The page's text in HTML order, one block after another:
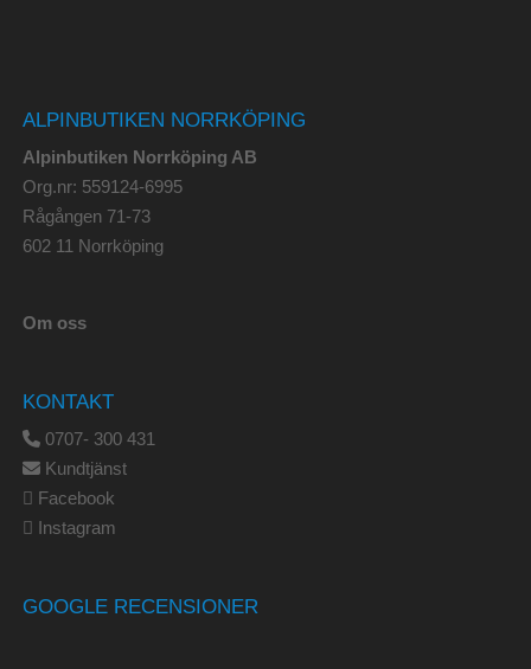
ALPINBUTIKEN NORRKÖPING
Alpinbutiken Norrköping AB
Org.nr: 559124-6995
Rågången 71-73
602 11 Norrköping
Om oss
KONTAKT
0707- 300 431
Kundtjänst
Facebook
Instagram
GOOGLE RECENSIONER